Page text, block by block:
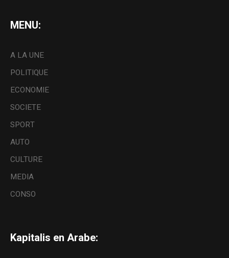
MENU:
A LA UNE
POLITIQUE
ECONOMIE
SOCIETE
SPORT
AUTO
CULTURE
MEDIA
CONSO
Kapitalis en Arabe: